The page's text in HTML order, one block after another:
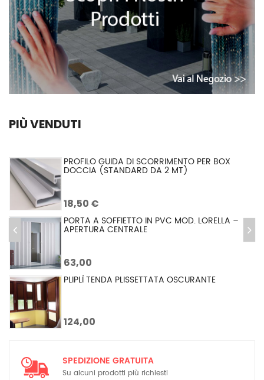
PIÙ VENDUTI
PORTA A SOFFIETTO IN PVC MOD. LORELLA
63,00
TENDA CINIGLIA EXTRA VELLUTATA Ø 42 MM
41,25 €
TENDA CRISTAL
34,50 €
SPEDIZIONE GRATUITA
Su alcuni prodotti più richiesti